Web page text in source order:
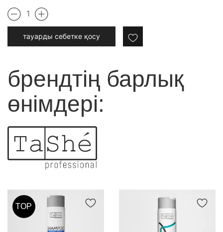
1
тауарды cебетке қосу
брендтің барлық
өнімдері:
TOP